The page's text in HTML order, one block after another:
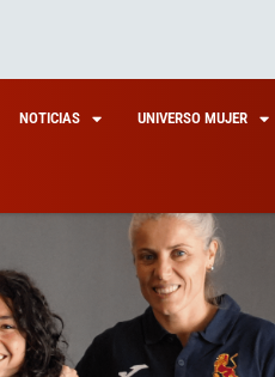
NOTICIAS UNIVERSO MUJER